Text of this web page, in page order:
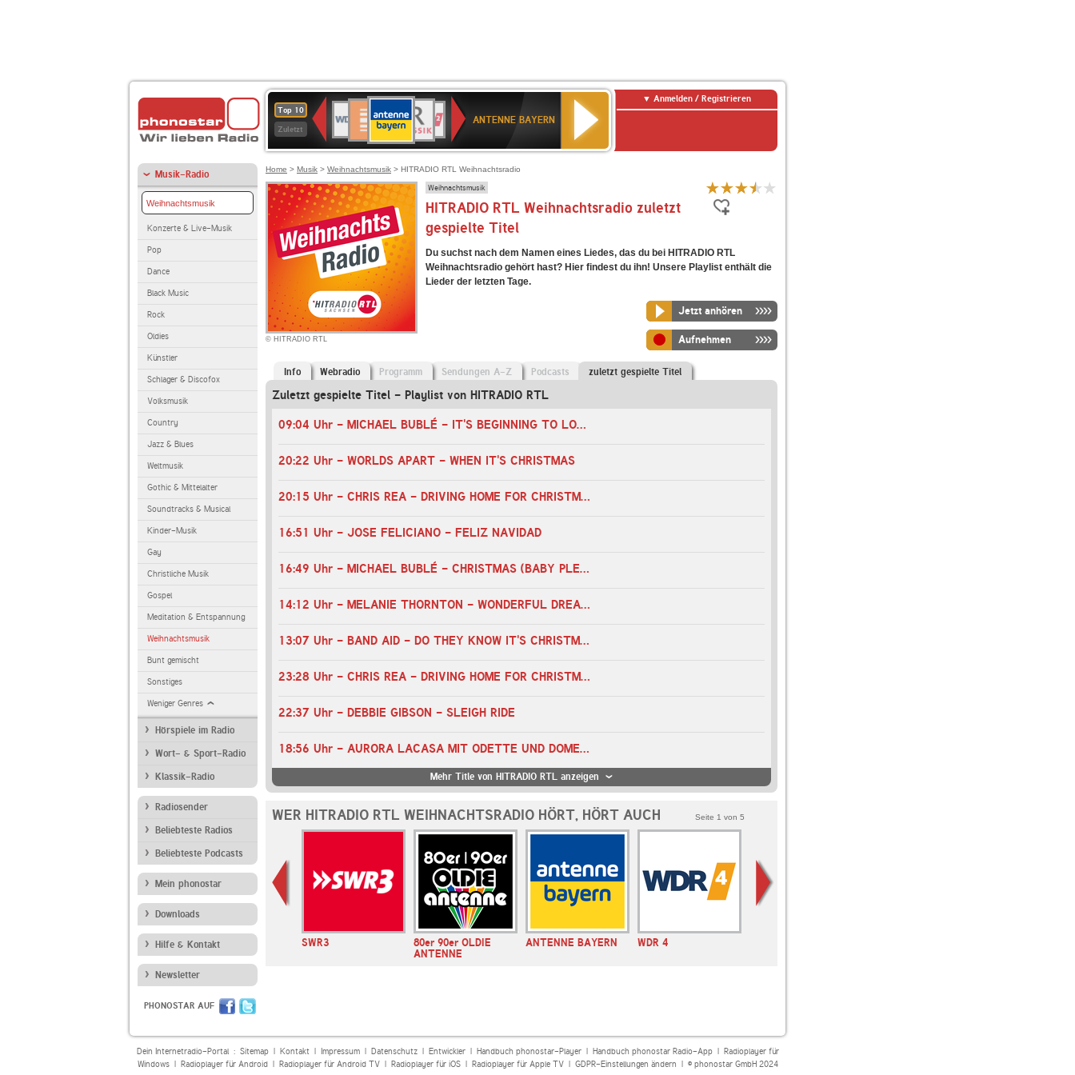
Top 10
Zuletzt
Deutschlandfunk
80er
90er
OLDIE
ANTENNE
SWR3
4
Deutschlandfunk
KulturBAYERNKLASSIK
WDR
NDR
2
SWR1
Baden-
Württemberg
ANTENNE BAYERN
Anmelden / Registrieren
Musik-Radio
Weihnachtsmusik
Konzerte & Live-Musik
Pop
Dance
Black Music
Rock
Oldies
Künstler
Schlager & Discofox
Volksmusik
Country
Jazz & Blues
Weltmusik
Gothic & Mittelalter
Soundtracks & Musical
Kinder-Musik
Gay
Christliche Musik
Gospel
Meditation & Entspannung
Weihnachtsmusik
Bunt gemischt
Sonstiges
Weniger Genres
Hörspiele im Radio
Wort- & Sport-Radio
Klassik-Radio
Radiosender
Beliebteste Radios
Beliebteste Podcasts
Mein phonostar
Downloads
Hilfe & Kontakt
Newsletter
PHONOSTAR AUF
Home > Musik > Weihnachtsmusik > HITRADIO RTL Weihnachtsradio
© HITRADIO RTL
Weihnachtsmusik
HITRADIO RTL Weihnachtsradio zuletzt
gespielte Titel
Du suchst nach dem Namen eines Liedes, das du bei HITRADIO RTL
Weihnachtsradio gehört hast? Hier findest du ihn! Unsere Playlist enthält die
Lieder der letzten Tage.
Jetzt anhören
Aufnehmen
Info Webradio Programm Sendungen A-Z Podcasts zuletzt gespielte Titel
Zuletzt gespielte Titel - Playlist von HITRADIO RTL
09:04 Uhr - MICHAEL BUBLÉ - IT'S BEGINNING TO LOOK A LOT LIKE CHRISTMAS
20:22 Uhr - WORLDS APART - WHEN IT'S CHRISTMAS
20:15 Uhr - CHRIS REA - DRIVING HOME FOR CHRISTMAS
16:51 Uhr - JOSE FELICIANO - FELIZ NAVIDAD
16:49 Uhr - MICHAEL BUBLÉ - CHRISTMAS (BABY PLEASE COME HOME)
14:12 Uhr - MELANIE THORNTON - WONDERFUL DREAM (HOLIDAYS ARE COMING)
13:07 Uhr - BAND AID - DO THEY KNOW IT'S CHRISTMAS
23:28 Uhr - CHRIS REA - DRIVING HOME FOR CHRISTMAS
22:37 Uhr - DEBBIE GIBSON - SLEIGH RIDE
18:56 Uhr - AURORA LACASA MIT ODETTE UND DOMENIQUE - O DU FRÖHLICHE
Mehr Title von HITRADIO RTL anzeigen
WER HITRADIO RTL WEIHNACHTSRADIO HÖRT, HÖRT AUCH Seite 1 von 5
ROCK ANTENNE Klassik Radio SWR3
80er 90er OLDIE
ANTENNE
ANTENNE BAYERN WDR 4
Dein Internetradio-Portal : Sitemap| Kontakt| Impressum| Datenschutz| Entwickler| Handbuch phonostar-Player| Handbuch phonostar Radio-App| Radioplayer für
Windows| Radioplayer für Android| Radioplayer für Android TV| Radioplayer für iOS| Radioplayer für Apple TV| GDPR-Einstellungen ändern | © phonostar GmbH 2024